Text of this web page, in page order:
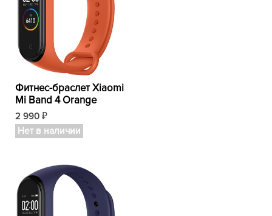
Фитнес-браслет Xiaomi
Mi Band 4 Orange
2 990 ₽
Нет в наличии